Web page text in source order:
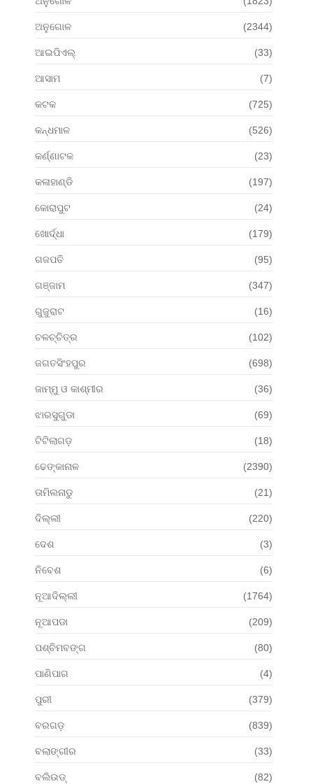
ଅନୁଗୋଳ (2344)
ଆଇପିଏଲ୍ (33)
ଆସାମ (7)
କଟକ (725)
କନ୍ଧମାଳ (526)
କର୍ଣ୍ଣାଟକ (23)
କଳାହାଣ୍ଡି (197)
କୋରାପୁଟ (24)
ଖୋର୍ଦ୍ଧା (179)
ଗଜପତି (95)
ଗଞ୍ଜାମ (347)
ଗୁଜୁରାଟ (16)
ଚଳଚ୍ଚିତ୍ର (102)
ଜଗତସିଂହପୁର (698)
ଜାମ୍ମୁ ଓ କାଶ୍ମୀର (36)
ଝାରସୁଗୁଡା (69)
ଟିଟିଲାଗଡ଼ (18)
ଢେଙ୍କାନାଳ (2390)
ତାମିଲନାଡୁ (21)
ଦିଲ୍ଲୀ (220)
ଦେଶ (3)
ନିବେଶ (6)
ନୂଆଦିଲ୍ଲୀ (1764)
ନୂଆପଡା (209)
ପଶ୍ଚିମବଙ୍ଗ (80)
ପାଣିପାଗ (4)
ପୁରୀ (379)
ବରଗଡ଼ (839)
ବଲାଙ୍ଗୀର (33)
ବଲିଉଡ୍ (82)